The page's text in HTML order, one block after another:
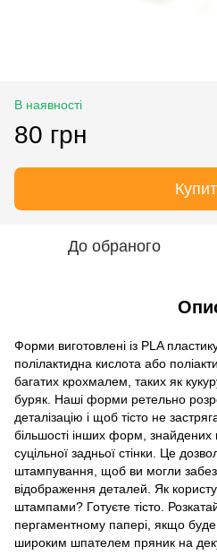
В наявності
80 грн
До обраного
Форми виготовлені із PLA
полілактидна кислота або
багатих крохмалем, таких як
буряк. Наші форми ретельно
деталізацію і щоб тісто не
більшості інших форм, знайдених
суцільної задньої стінки. Це
штампування, щоб ви могли
відображення деталей. Як
штампами? Готуєте тісто.
пергаментному папері, якщо буде
широким шпателем пряник на